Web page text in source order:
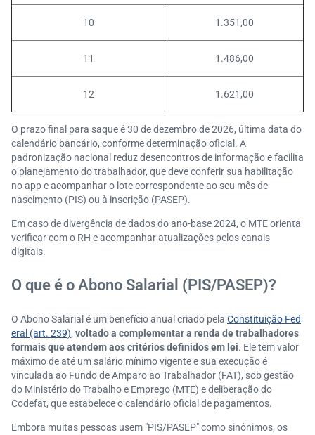
10 1.351,00
11 1.486,00
12 1.621,00
O prazo final para saque é 30 de dezembro de 2026, última data do
calendário bancário, conforme determinação oficial. A
padronização nacional reduz desencontros de informação e facilita
o planejamento do trabalhador, que deve conferir sua habilitação
no app e acompanhar o lote correspondente ao seu mês de
nascimento (PIS) ou à inscrição (PASEP).
Em caso de divergência de dados do ano-base 2024, o MTE orienta
verificar com o RH e acompanhar atualizações pelos canais
digitais.
O que é o Abono Salarial (PIS/PASEP)?
O Abono Salarial é um benefício anual criado pela Constituição Fed
eral (art. 239), voltado a complementar a renda de trabalhadores
formais que atendem aos critérios definidos em lei. Ele tem valor
máximo de até um salário mínimo vigente e sua execução é
vinculada ao Fundo de Amparo ao Trabalhador (FAT), sob gestão
do Ministério do Trabalho e Emprego (MTE) e deliberação do
Codefat, que estabelece o calendário oficial de pagamentos.
Embora muitas pessoas usem "PIS/PASEP" como sinônimos, os